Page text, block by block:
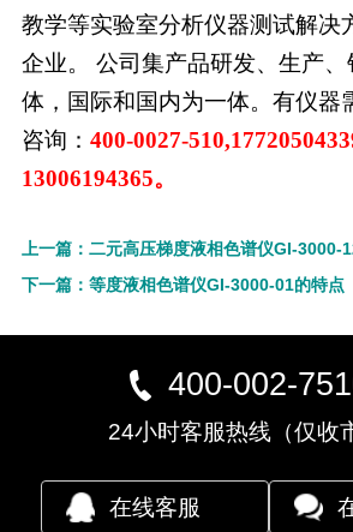
教学等实验室分析仪器测试解决
企业。 公司集产品研发、生产
体，国际和国内为一体。有仪器
咨询： 400-0027-
13006194365。
上一篇：二元高压梯度液相色谱仪GI-3000-
下一篇：等度液相色谱仪GI-3000-01的特点
400-002-
24小时客服热线（仅收
在线客服